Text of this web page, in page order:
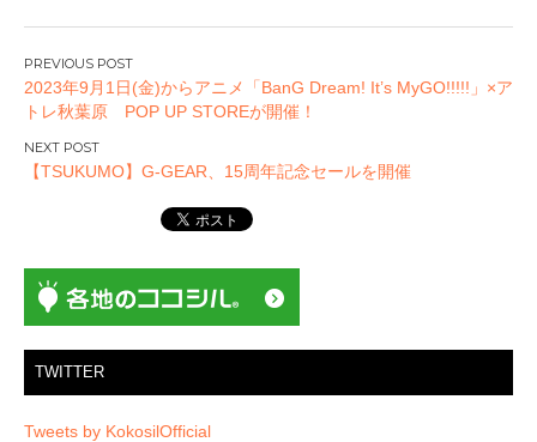
投
稿
ナ
ビ
ゲ
ョ
ン
2023年9月1日(金)からアニメ「BanG Dream! It’s MyGO!!!!!」×ア
トレ秋葉原 POP UP STOREが開催！
【TSUKUMO】G-GEAR、15周年記念セールを開催
TWITTER
Tweets by KokosilOfficial